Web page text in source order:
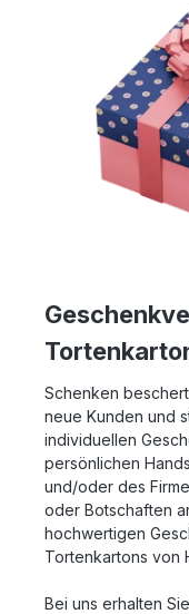
Schenken
neue Kunden und
individuellen
persönlichen
und/oder des
oder Botschaften
hochwertigen
Tortenkartons von
Bei uns erhalten